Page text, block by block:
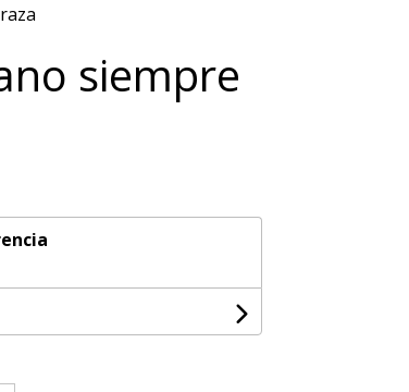
siempre